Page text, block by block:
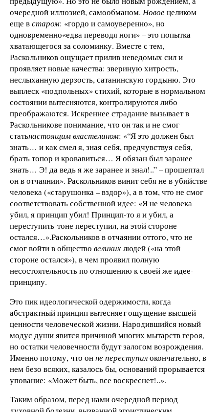
очередной иллюзией, самообманом. Новоецеликом
еще встаром: «гордо и самоуверенно», но
одновременно«едва переводя ноги» – это попытка
хватающегося за соломинку. Вместе с тем,
Раскольников ощущает прилив неведомых сил и
проявляет новые качества: звериную хитрость,
неслыханную дерзость, сатанинскую гордыню. Это
выплеск «подпольных» стихий, которые в нормальном
состоянии вытесняются, контролируются либо
преображаются. Искреннее страдание вызывает в
Раскольникове понимание, что он так и не смог
статьнастоящим властелином: «“Я это должен был
знать… и как смел я, зная себя, предчувствуя себя,
брать топор и кровавиться… Я обязан был заранее
знать… Э! да ведь я же заранее и знал!..” – прошептал
он в отчаянии». Раскольников винит себя не в убийстве
человека («старушонка – вздор»), а в том, что не смог
соответствовать собственной идее: «Я не человека
убил, я принцип убил! Принцип-то я и убил, а
переступить-тоне переступил, на этой стороне
остался…».Раскольников в отчаянии оттого, что не
смог войти в общество великихлюдей («на этой
стороне остался»), в чем проявил полную
несостоятельность по отношению к своей же идее-
принципу.
Это пик идеологической одержимости, когда
абстрактный принцип вытесняет ощущение высшей
ценности человеческой жизни. Народившийся новый
модус души явится причиной многих мытарств героя,
но остатки человечности будут залогом возрождения.
Именно потому, что онне переступилокончательно, в
нем безо всяких, казалось бы, оснований прорывается
упование: «Может быть, все воскреснет!..».
Таким образом, перед нами очередной период